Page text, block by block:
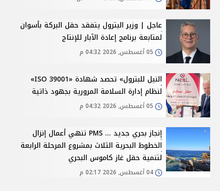
عاجل | وزير البترول يتفقد حقل البركة بأسوان
لمتابعة برنامج إعادة الآبار للإنتاج
النيل للبترول» تحصد شهادة «ISO 39001»
لنظام إدارة السلامة المرورية بجهود ذاتية
إنجاز بحري جديد ... PMS تنهي أعمال إنزال
الخطوط البحرية الثلاث بمشروع المرحلة الرابعة
لتنمية حقل غاز كاموس البحري